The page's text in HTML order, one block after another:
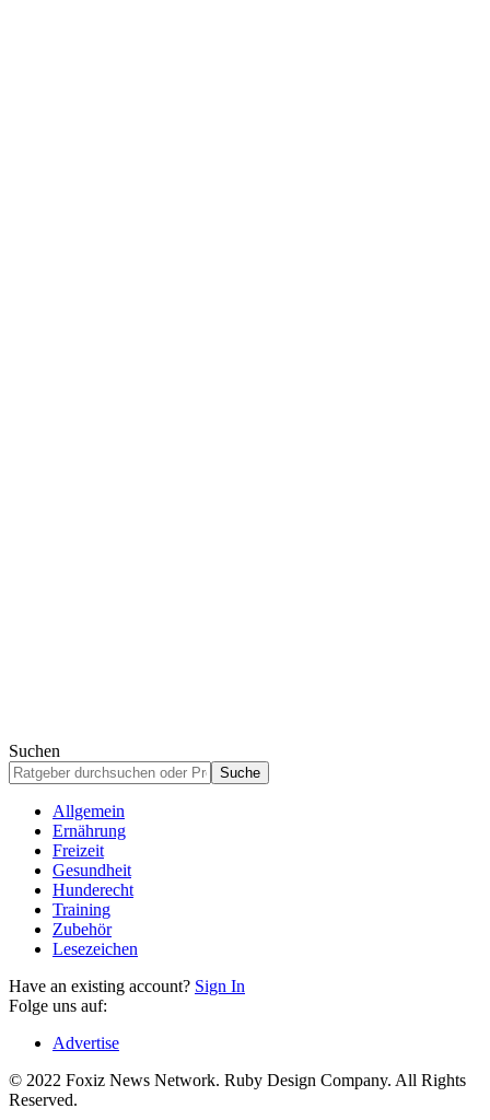
Suchen
Allgemein
Ernährung
Freizeit
Gesundheit
Hunderecht
Training
Zubehör
Lesezeichen
Have an existing account? Sign In
Folge uns auf:
Advertise
© 2022 Foxiz News Network. Ruby Design Company. All Rights
Reserved.